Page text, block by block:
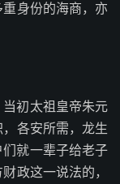
重身份的海商，亦
初太祖皇帝朱元
各安所需，龙生
就一辈子给老子
政这一说法的，